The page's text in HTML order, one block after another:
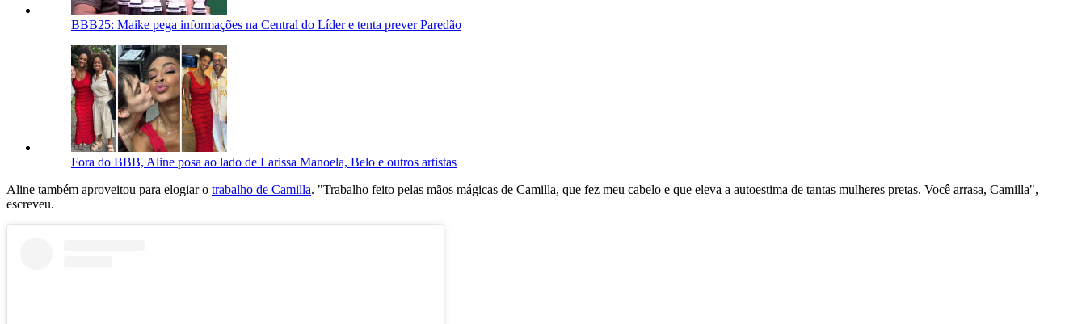
BBB25: Maike pega informações na Central do Líder e tenta prever Paredão
Fora do BBB, Aline posa ao lado de Larissa Manoela, Belo e outros artistas
Aline também aproveitou para elogiar o trabalho de Camilla. "Trabalho feito pelas mãos mágicas de Camilla, que fez meu cabelo e que eleva a autoestima de tantas mulheres pretas. Você arrasa, Camilla",
escreveu.